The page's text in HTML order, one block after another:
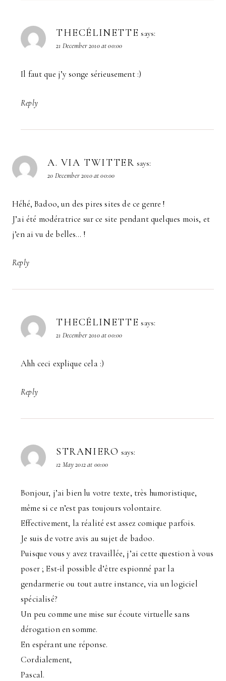
THECÉLINETTE says:
21 December 2010 at 00:00
Il faut que j’y songe sérieusement :)
Reply
A. VIA TWITTER says:
20 December 2010 at 00:00
Héhé, Badoo, un des pires sites de ce genre !
J’ai été modératrice sur ce site pendant quelques mois, et
j’en ai vu de belles… !
Reply
THECÉLINETTE says:
21 December 2010 at 00:00
Ahh ceci explique cela :)
Reply
STRANIERO says:
12 May 2012 at 00:00
Bonjour, j’ai bien lu votre texte, très humoristique,
même si ce n’est pas toujours volontaire.
Effectivement, la réalité est assez comique parfois.
Je suis de votre avis au sujet de badoo.
Puisque vous y avez travaillée, j’ai cette question à vous
poser ; Est-il possible d’être espionné par la
gendarmerie ou tout autre instance, via un logiciel
spécialisé?
Un peu comme une mise sur écoute virtuelle sans
dérogation en somme.
En espérant une réponse.
Cordialement,
Pascal.